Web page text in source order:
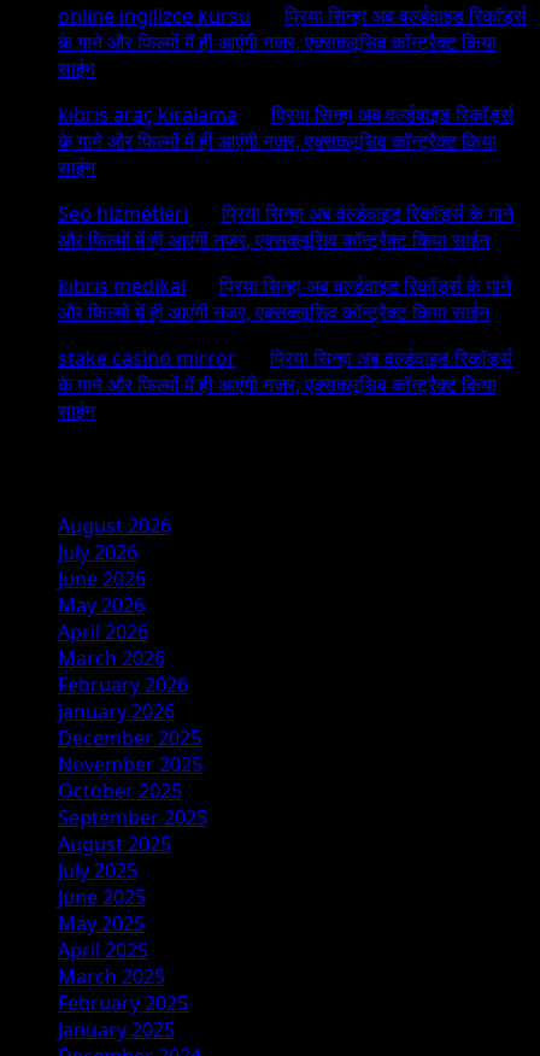
online ingilizce kursu onप्रिया सिन्हा अब वर्ल्डवाइड रिकॉर्ड्स
के गाने और फिल्मों में ही आएंगी नजर, एक्सक्लूसिव कॉन्ट्रैक्ट किया
साईन
kıbrıs araç kiralama onप्रिया सिन्हा अब वर्ल्डवाइड रिकॉर्ड्स
के गाने और फिल्मों में ही आएंगी नजर, एक्सक्लूसिव कॉन्ट्रैक्ट किया
साईन
Seo hizmetleri onप्रिया सिन्हा अब वर्ल्डवाइड रिकॉर्ड्स के गाने
और फिल्मों में ही आएंगी नजर, एक्सक्लूसिव कॉन्ट्रैक्ट किया साईन
kıbrıs medikal onप्रिया सिन्हा अब वर्ल्डवाइड रिकॉर्ड्स के गाने
और फिल्मों में ही आएंगी नजर, एक्सक्लूसिव कॉन्ट्रैक्ट किया साईन
stake casino mirror onप्रिया सिन्हा अब वर्ल्डवाइड रिकॉर्ड्स
के गाने और फिल्मों में ही आएंगी नजर, एक्सक्लूसिव कॉन्ट्रैक्ट किया
साईन
August 2026
July 2026
June 2026
May 2026
April 2026
March 2026
February 2026
January 2026
December 2025
November 2025
October 2025
September 2025
August 2025
July 2025
June 2025
May 2025
April 2025
March 2025
February 2025
January 2025